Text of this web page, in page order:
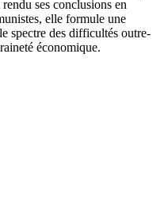
ses conclusions en
elle formule une
spectre des difficultés outre-
économique.